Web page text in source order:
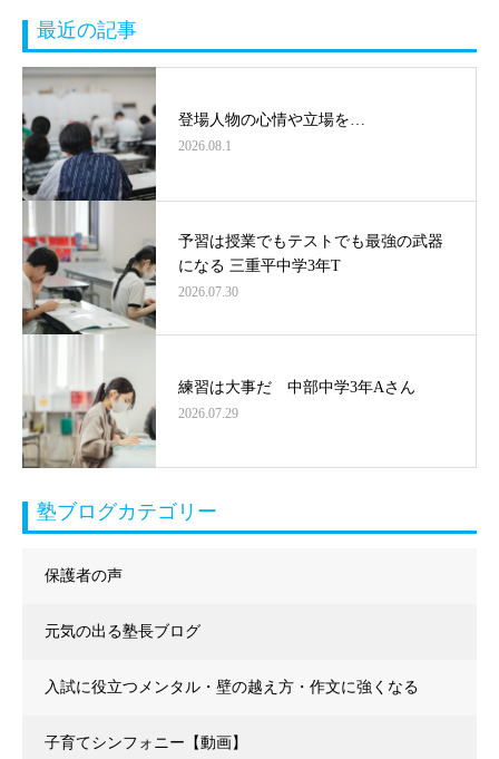
最近の記事
登場人物の心情や立場を…
2026.08.1
予習は授業でもテストでも最強の武器
になる 三重平中学3年T
2026.07.30
練習は大事だ 中部中学3年Aさん
2026.07.29
塾ブログカテゴリー
保護者の声
元気の出る塾長ブログ
入試に役立つメンタル・壁の越え方・作文に強くなる
子育てシンフォニー【動画】